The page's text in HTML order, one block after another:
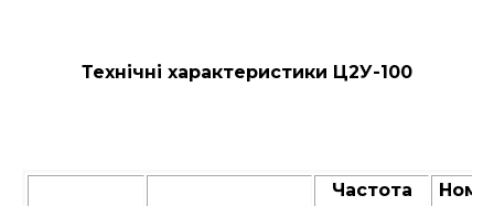
Технічні характеристики Ц2У-100
Частота